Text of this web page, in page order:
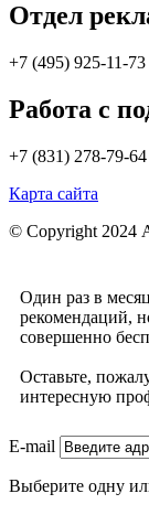
Отдел
+7 (495) 925-11-73
Работа с
+7 (831) 278-79-64
Карта сайта
© Copyright 2024
Один раз в
рекомендаций,
совершенно
Оставьте,
интересную
E-mail
Выберите одну